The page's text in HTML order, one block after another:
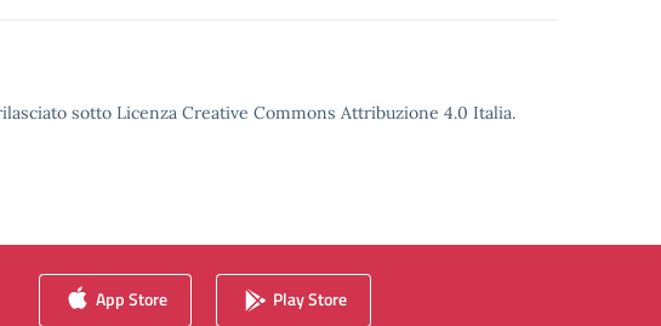
sotto Licenza Creative Commons Attribuzione 4.0 Italia.
App Store Play Store